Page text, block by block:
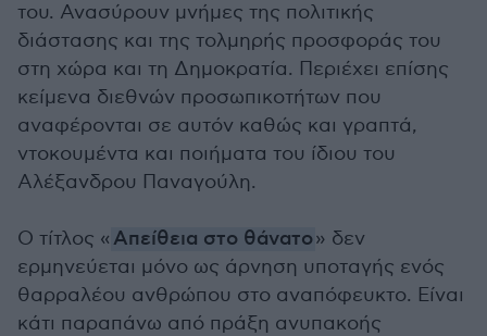
του. Ανασύρουν μνήμες της πολιτικής
διάστασης και της τολμηρής προσφοράς του
στη χώρα και τη Δημοκρατία. Περιέχει επίσης
κείμενα διεθνών προσωπικοτήτων που
αναφέρονται σε αυτόν καθώς και γραπτά,
ντοκουμέντα και ποιήματα του ίδιου του
Αλέξανδρου Παναγούλη.
Ο τίτλος «Απείθεια στο θάνατο» δεν
ερμηνεύεται μόνο ως άρνηση υποταγής ενός
θαρραλέου ανθρώπου στο αναπόφευκτο. Είναι
κάτι παραπάνω από πράξη ανυπακοής